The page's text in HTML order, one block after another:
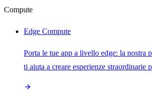
Compute
Edge Compute
Porta le tue app a livello edge: la nostra
ti aiuta a creare esperienze straordinarie